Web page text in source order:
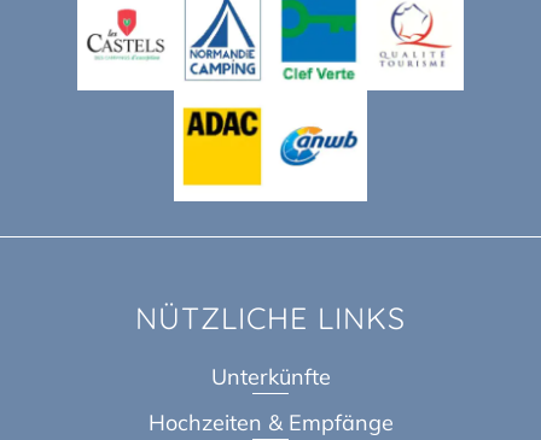
NÜTZLICHE LINKS
Unterkünfte
Hochzeiten & Empfänge